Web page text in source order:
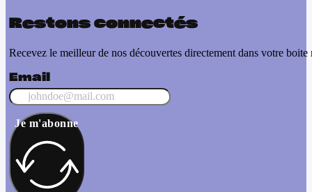
Restons connectés
Recevez le meilleur de nos découvertes directement dans votre boite
Email
Je m'abonne